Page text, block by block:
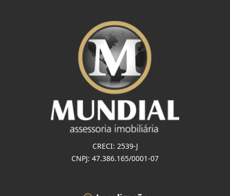
CRECI: 2539-J
CNPJ: 47.386.165/0001-07